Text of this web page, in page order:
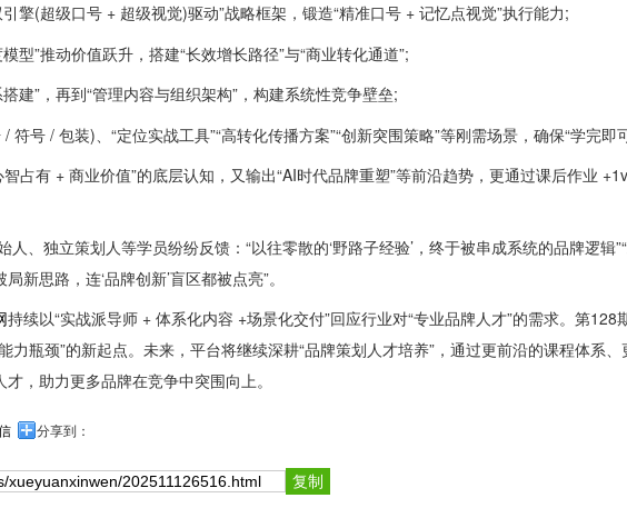
(超级口号 + 超级视觉)驱动”战略框架，锻造“精准口号 + 记忆点视觉”执行能力;
”推动价值跃升，搭建“长效增长路径”与“商业转化通道”;
”，再到“管理内容与组织架构”，构建系统性竞争壁垒;
/ 包装)、“定位实战工具”“高转化传播方案”“创新突围策略”等刚需场景，确保“学完即可
有 + 商业价值”的底层认知，又输出“AI时代品牌重塑”等前沿趋势，更通过课后作业
独立策划人等学员纷纷反馈：“以往零散的‘野路子经验’，终于被串成系统的品牌逻辑
新思路，连‘品牌创新’盲区都被点亮”。
持续以“实战派导师 + 体系化内容 +场景化交付”回应行业对“专业品牌人才”的需求。第128
力瓶颈”的新起点。未来，平台将继续深耕“品牌策划人才培养”，通过更前沿的课程体系
，助力更多品牌在竞争中突围向上。
分享到：